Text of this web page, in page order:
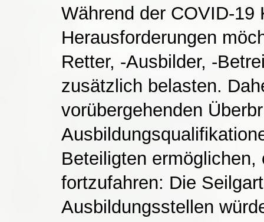
Während der COVID-
Herausforderungen
Retter, -Ausbilder, -
zusätzlich belasten.
vorübergehenden
Beteiligten
fortzufahren: Die
Ausbildungsstellen